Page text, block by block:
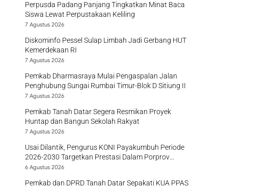
Perpusda Padang Panjang Tingkatkan Minat Baca
Siswa Lewat Perpustakaan Keliling
7 Agustus 2026
Diskominfo Pessel Sulap Limbah Jadi Gerbang HUT
Kemerdekaan RI
7 Agustus 2026
Pemkab Dharmasraya Mulai Pengaspalan Jalan
Penghubung Sungai Rumbai Timur-Blok D Sitiung II
7 Agustus 2026
Pemkab Tanah Datar Segera Resmikan Proyek
Huntap dan Bangun Sekolah Rakyat
7 Agustus 2026
Usai Dilantik, Pengurus KONI Payakumbuh Periode
2026-2030 Targetkan Prestasi Dalam Porprov
Sumbar
6 Agustus 2026
Pemkab dan DPRD Tanah Datar Sepakati KUA PPAS